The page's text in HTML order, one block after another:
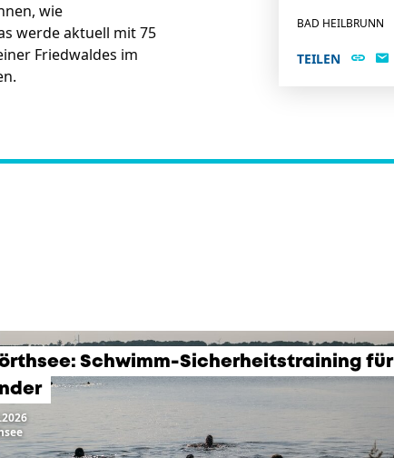
wie
werde aktuell mit 75
Friedwaldes im
BAD HEILBRUNN
TEILEN
Schwimm-Sicherheitstraining für